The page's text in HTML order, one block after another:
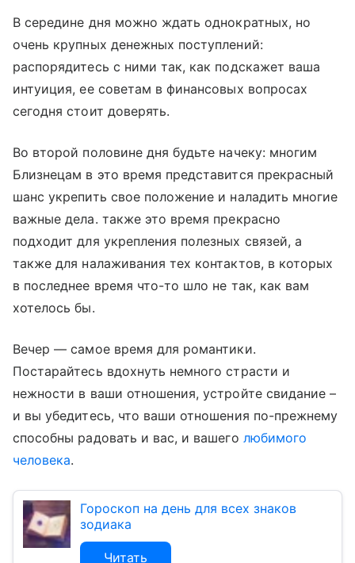
В середине дня можно ждать однократных, но
очень крупных денежных поступлений:
распорядитесь с ними так, как подскажет ваша
интуиция, ее советам в финансовых вопросах
сегодня стоит доверять.
Во второй половине дня будьте начеку: многим
Близнецам в это время представится прекрасный
шанс укрепить свое положение и наладить многие
важные дела. также это время прекрасно
подходит для укрепления полезных связей, а
также для налаживания тех контактов, в которых
в последнее время что-то шло не так, как вам
хотелось бы.
Вечер — самое время для романтики.
Постарайтесь вдохнуть немного страсти и
нежности в ваши отношения, устройте свидание –
и вы убедитесь, что ваши отношения по-прежнему
способны радовать и вас, и вашего любимого
человека.
Гороскоп на день для всех знаков
зодиака
Читать